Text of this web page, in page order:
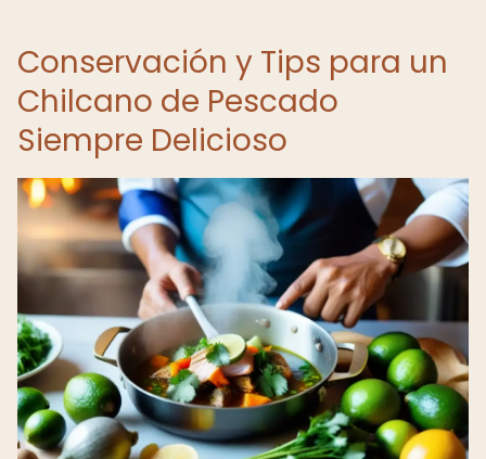
Conservación y Tips para un
Chilcano de Pescado
Siempre Delicioso